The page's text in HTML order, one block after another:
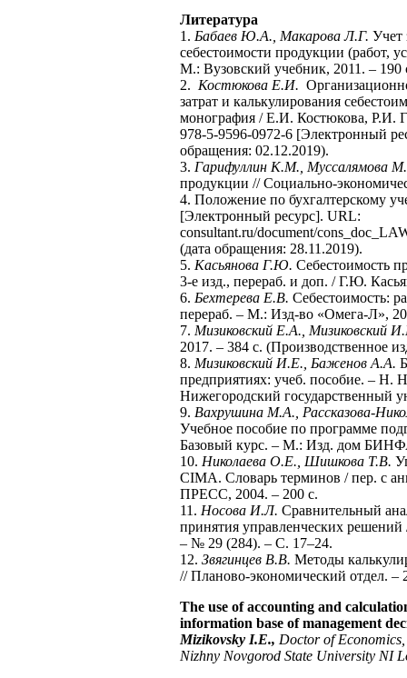
Литература
1. Бабаев Ю.А., Макарова Л.Г. Учет
себестоимости продукции (работ,
М.: Вузовский учебник, 2011. – 190
2. Костюкова Е.И.
затрат и калькулирования
монография / Е.И. Костюкова, Р.И.
978-5-9596-0972-6 [Электронный
обращения: 02.12.2019).
3. Гарифуллин К.М., Муссалямова
продукции // Социально-
4. Положение по бухгалтерскому
[Электронный ресурс]. URL:
consultant.ru/document/
(дата обращения: 28.11.2019).
5. Касьянова Г.Ю. Себестоимость
3-е изд., перераб. и доп. / Г.Ю.
6. Бехтерева Е.В. Себестоимость:
перераб. – М.: Изд-во «Омега-Л»,
7. Мизиковский Е.А., Мизиковский
2017. – 384 с. (Производственное
8. Мизиковский И.Е., Баженов А.А.
предприятиях: учеб. пособие. – Н.
Нижегородский государственный
9. Вахрушина М.А., Рассказова-
Учебное пособие по программе
Базовый курс. – М.: Изд. дом
10. Николаева О.Е., Шишкова Т.В.
CIMA. Словарь терминов / пер. с
ПРЕСС, 2004. – 200 с.
11. Носова И.Л. Сравнительный
принятия управленческих
– № 29 (284). – С. 17–24.
12. Звягинцев В.В. Методы
// Планово-экономический отдел.
The use of accounting and
information base of management
Mizikovsky I.E., Doctor of
Nizhny Novgorod State University NI